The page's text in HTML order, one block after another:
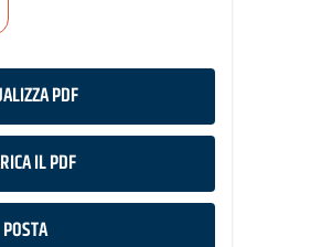
PDF
IL PDF
POSTA